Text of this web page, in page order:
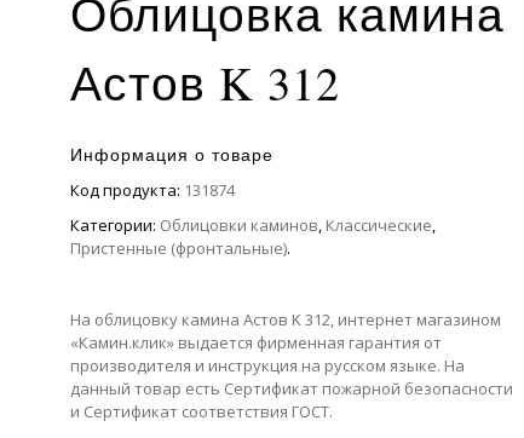
Облицовка камина
Астов K 312
Информация о товаре
Код продукта: 131874
Категории: Облицовки каминов, Классические,
Пристенные (фронтальные).
На облицовку камина Астов K 312, интернет магазином
«Камин.клик» выдается фирменная гарантия от
производителя и инструкция на русском языке. На
данный товар есть Сертификат пожарной безопасности
и Сертификат соответствия ГОСТ.